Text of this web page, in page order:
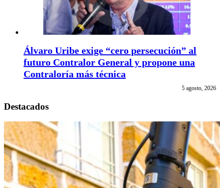
Álvaro Uribe exige “cero persecución” al
futuro Contralor General y propone una
Contraloría más técnica
5 agosto, 2026
Destacados